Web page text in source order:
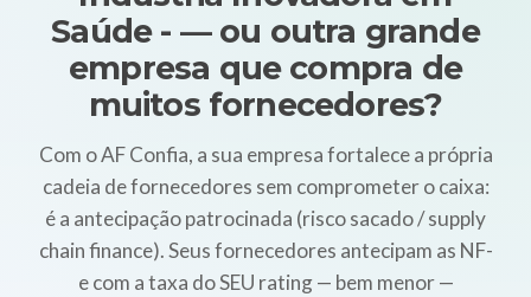
Saúde - — ou outra grande
empresa que compra de
muitos fornecedores?
Com o AF Confia, a sua empresa fortalece a própria
cadeia de fornecedores sem comprometer o caixa:
é a antecipação patrocinada (risco sacado / supply
chain finance). Seus fornecedores antecipam as NF-
e com a taxa do SEU rating — bem menor —